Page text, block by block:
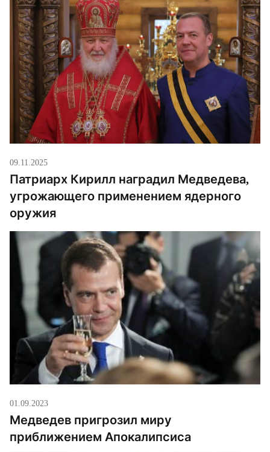
09.11.2025
Патриарх Кирилл наградил Медведева,
угрожающего применением ядерного
оружия
01.09.2023
Медведев пригрозил миру
приближением Апокалипсиса